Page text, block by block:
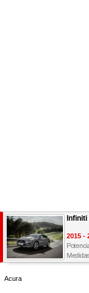
Infiniti
2015 -
Acura